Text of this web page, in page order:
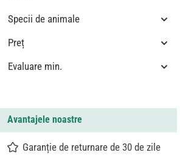
Specii de animale
Preț
Evaluare min.
Avantajele noastre
Garanție de returnare de 30 de zile